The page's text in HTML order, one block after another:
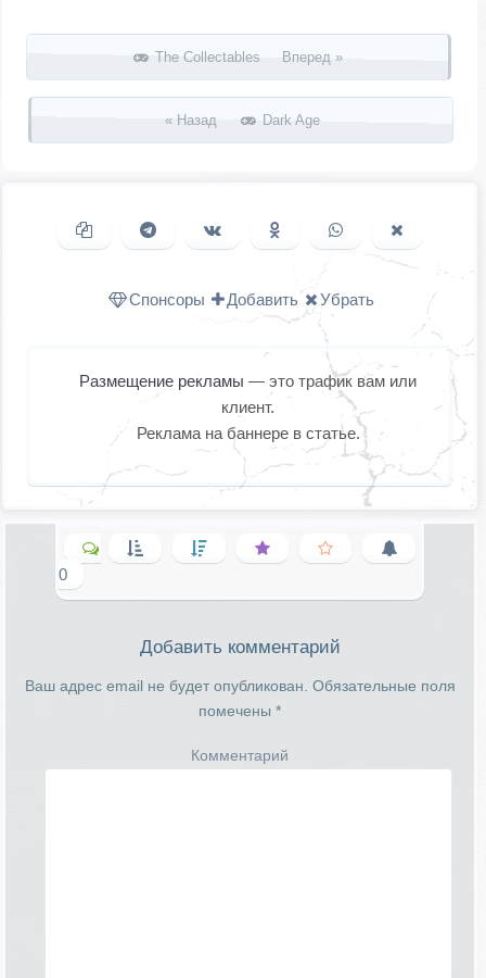
Запись навигация
The Collectables Вперед »
« Назад Dark Age
Копировать ссылкуПоделиться в Telegram
Поделиться ВКонтакте
Поделиться в
Одноклассниках
Поделиться в
WhatsAppв X
Спонсоры Добавить Убрать
Размещение рекламы — это трафик вам или
клиент.
Реклама на баннере в статье.
0
Добавить комментарий
Ваш адрес email не будет опубликован. Обязательные поля
помечены *
Комментарий